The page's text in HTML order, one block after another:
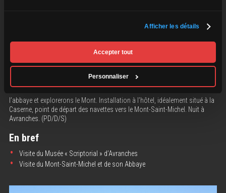
Afficher les détails
Accepter tout
Personnaliser
L’après-midi sera dédié au
de l’Occident ». Cette commune unique est érigée sur un simple rocher de
granit appelé « Le Mont Tombe », au cœur d’une baie soumise aux plus
grandes marées d’Europe. Depuis le Moyen Âge, un village prospère autour
l’abbaye et explorerons le Mont. Installation à l’hôtel, idéalement situé à la
Caserne, point de départ des navettes vers le Mont-Saint-Michel. Nuit à
Avranches. (PD/D/S)
En bref
Visite du Musée « Scriptorial » d’Avranches
Visite du Mont-Saint-Michel et de son Abbaye